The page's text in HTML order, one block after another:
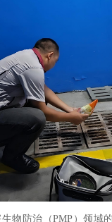
物防治（PMP）领域